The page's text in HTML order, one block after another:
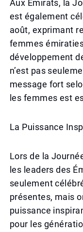
Aux Émirats, la
est également
août, exprimant
femmes
développement
n’est pas
message fort
les femmes est
La Puissance
Lors de la
les leaders des
seulement
présentes, mais
puissance
pour les